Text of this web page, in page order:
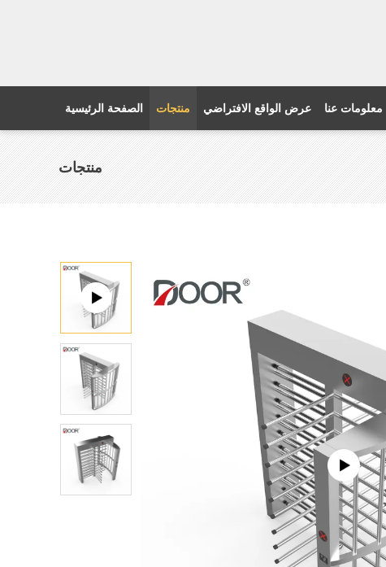
الصفحة الرئيسية منتجات عرض الواقع الافتراضي معلومات عنا
منتجات